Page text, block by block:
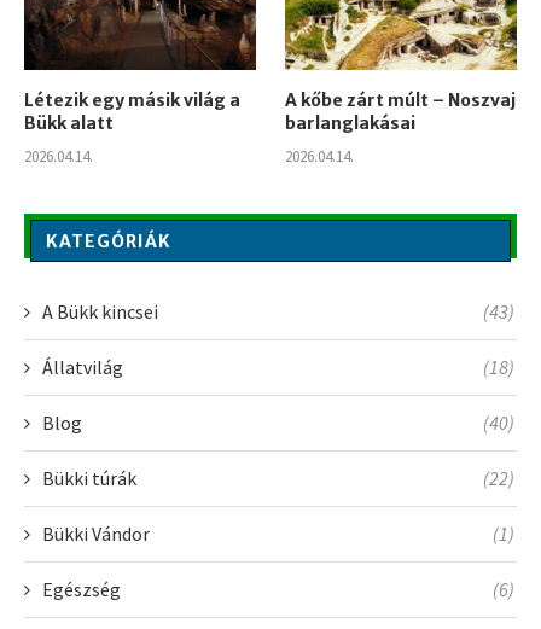
Létezik egy másik világ a
Bükk alatt
2026.04.14.
A kőbe zárt múlt – Noszvaj
barlanglakásai
2026.04.14.
KATEGÓRIÁK
A Bükk kincsei (43)
Állatvilág (18)
Blog (40)
Bükki túrák (22)
Bükki Vándor (1)
Egészség (6)